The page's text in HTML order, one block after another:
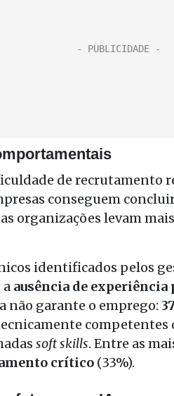
de recrutamento
conseguem
organizações levam
identificados pelos
a ausência de experiência
não garante o emprego:
soft skills. Entre as
crítico (33%).